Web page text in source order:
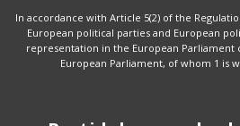
In accordance with Article 5(2) of the
European political parties and European
representation in the European Parliament
European Parliament, of whom 1 is